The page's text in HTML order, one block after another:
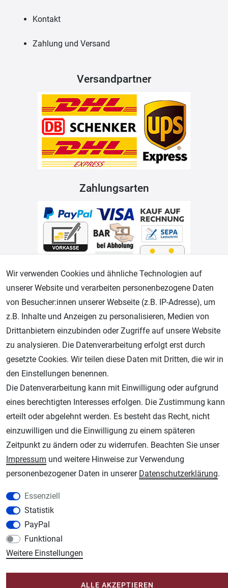
Kontakt
Zahlung und Versand
Versandpartner
Zahlungsarten
Geprüfter Shop
Schmincke-City.de
Schmincke Künstlerfarben das Gesamtsortiment
Plotter-City.com
Schneideplotter, Transferpressen, Siebdruck und Plotterfolien
Modellbau-City.com
Spiel.
Im-Shop-kaufen.de
Küchen Zubehör - Haus/Garten - Tierbedarf
Wir verwenden Cookies und ähnliche Technologien auf
unserer Website und verarbeiten personenbezogene Daten
von Besucher:innen unserer Webseite (z.B. IP-Adresse), um
z.B. Inhalte und Anzeigen zu personalisieren, Medien von
Drittanbietern einzubinden oder Zugriffe auf unsere Website
zu analysieren. Die Datenverarbeitung erfolgt erst durch
gesetzte Cookies. Wir teilen diese Daten mit Dritten, die wir in
den Einstellungen benennen.
Die Datenverarbeitung kann mit Einwilligung oder aufgrund
eines berechtigten Interesses erfolgen. Die Zustimmung kann
erteilt oder abgelehnt werden. Es besteht das Recht, nicht
einzuwilligen und die Einwilligung zu einem späteren
Zeitpunkt zu ändern oder zu widerrufen. Beachten Sie unser
Impressum und weitere Hinweise zur Verwendung
personenbezogener Daten in unserer Daten­schutz­erklärung.
Essenziell
Statistik
PayPal
Funktional
Weitere Einstellungen
ALLE AKZEPTIEREN